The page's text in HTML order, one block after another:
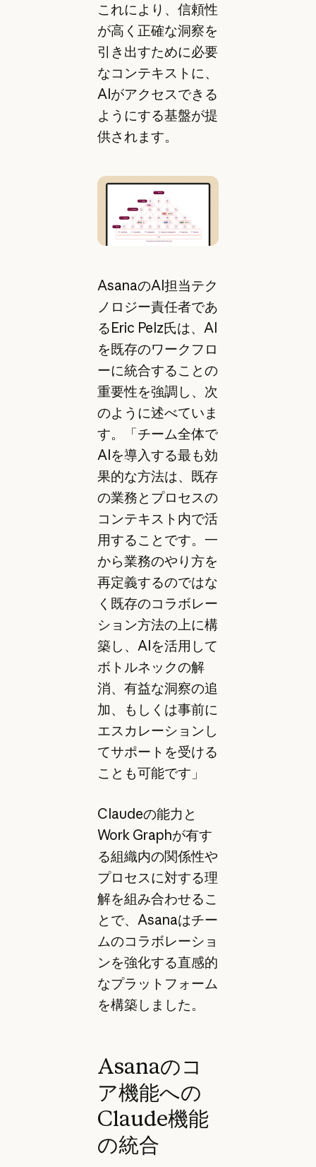
これにより、信頼性
が高く正確な洞察を
引き出すために必要
なコンテキストに、
AIがアクセスできる
ようにする基盤が提
供されます。
AsanaのAI担当テク
ノロジー責任者であ
るEric Pelz氏は、AI
を既存のワークフロ
ーに統合することの
重要性を強調し、次
のように述べていま
す。「チーム全体で
AIを導入する最も効
果的な方法は、既存
の業務とプロセスの
コンテキスト内で活
用することです。一
から業務のやり方を
再定義するのではな
く既存のコラボレー
ション方法の上に構
築し、AIを活用して
ボトルネックの解
消、有益な洞察の追
加、もしくは事前に
エスカレーションし
てサポートを受ける
ことも可能です」
Claudeの能力と
Work Graphが有す
る組織内の関係性や
プロセスに対する理
解を組み合わせるこ
とで、Asanaはチー
ムのコラボレーショ
ンを強化する直感的
なプラットフォーム
を構築しました。
Asanaのコ
ア機能への
Claude機能
の統合